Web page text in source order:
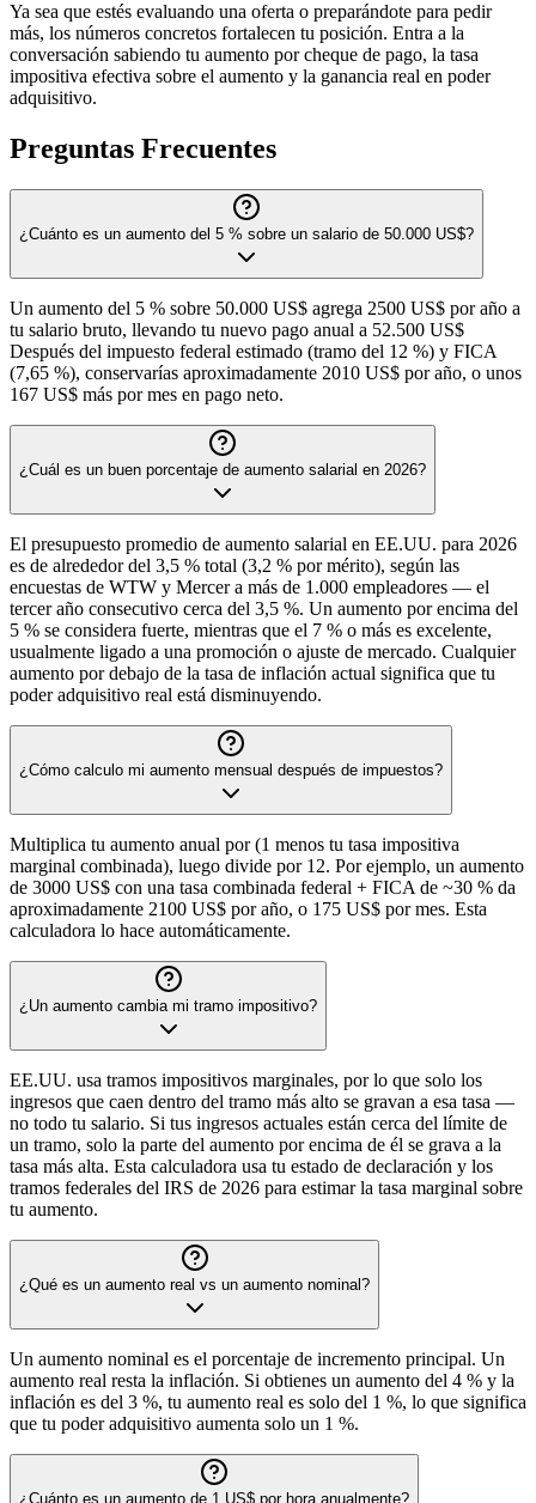
Ya sea que estés evaluando una oferta o preparándote para pedir
más, los números concretos fortalecen tu posición. Entra a la
conversación sabiendo tu aumento por cheque de pago, la tasa
impositiva efectiva sobre el aumento y la ganancia real en poder
adquisitivo.
Preguntas Frecuentes
¿Cuánto es un aumento del 5 % sobre un salario de 50.000 US$?
Un aumento del 5 % sobre 50.000 US$ agrega 2500 US$ por año a
tu salario bruto, llevando tu nuevo pago anual a 52.500 US$
Después del impuesto federal estimado (tramo del 12 %) y FICA
(7,65 %), conservarías aproximadamente 2010 US$ por año, o unos
167 US$ más por mes en pago neto.
¿Cuál es un buen porcentaje de aumento salarial en 2026?
El presupuesto promedio de aumento salarial en EE.UU. para 2026
es de alrededor del 3,5 % total (3,2 % por mérito), según las
encuestas de WTW y Mercer a más de 1.000 empleadores — el
tercer año consecutivo cerca del 3,5 %. Un aumento por encima del
5 % se considera fuerte, mientras que el 7 % o más es excelente,
usualmente ligado a una promoción o ajuste de mercado. Cualquier
aumento por debajo de la tasa de inflación actual significa que tu
poder adquisitivo real está disminuyendo.
¿Cómo calculo mi aumento mensual después de impuestos?
Multiplica tu aumento anual por (1 menos tu tasa impositiva
marginal combinada), luego divide por 12. Por ejemplo, un aumento
de 3000 US$ con una tasa combinada federal + FICA de ~30 % da
aproximadamente 2100 US$ por año, o 175 US$ por mes. Esta
calculadora lo hace automáticamente.
¿Un aumento cambia mi tramo impositivo?
EE.UU. usa tramos impositivos marginales, por lo que solo los
ingresos que caen dentro del tramo más alto se gravan a esa tasa —
no todo tu salario. Si tus ingresos actuales están cerca del límite de
un tramo, solo la parte del aumento por encima de él se grava a la
tasa más alta. Esta calculadora usa tu estado de declaración y los
tramos federales del IRS de 2026 para estimar la tasa marginal sobre
tu aumento.
¿Qué es un aumento real vs un aumento nominal?
Un aumento nominal es el porcentaje de incremento principal. Un
aumento real resta la inflación. Si obtienes un aumento del 4 % y la
inflación es del 3 %, tu aumento real es solo del 1 %, lo que significa
que tu poder adquisitivo aumenta solo un 1 %.
¿Cuánto es un aumento de 1 US$ por hora anualmente?